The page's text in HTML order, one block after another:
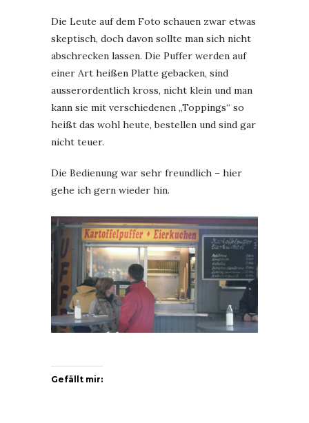
Die Leute auf dem Foto schauen zwar etwas
skeptisch, doch davon sollte man sich nicht
abschrecken lassen. Die Puffer werden auf
einer Art heißen Platte gebacken, sind
ausserordentlich kross, nicht klein und man
kann sie mit verschiedenen „Toppings“ so
heißt das wohl heute, bestellen und sind gar
nicht teuer.
Die Bedienung war sehr freundlich – hier
gehe ich gern wieder hin.
Gefällt mir: